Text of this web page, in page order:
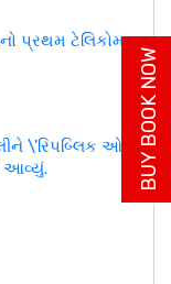
પ્રથમ ટેલિકોમ
\'રિપબ્લિક ઓફ
આવ્યું.
BUY BOOK NOW